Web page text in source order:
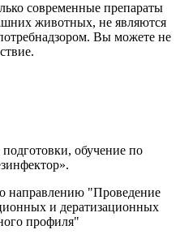
современные препараты
животных, не являются
Вы можете не
обучение по
направлению "Проведение
и дератизационных
профиля"